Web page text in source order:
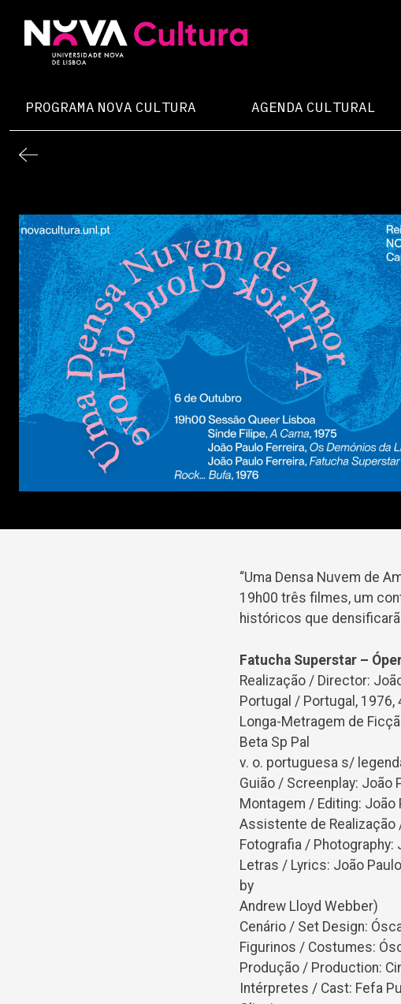
content
PROGRAMA NOVA CULTURA AGENDA CULTURAL
“Uma Densa Nuvem de
19h00 três filmes, um
históricos que
Fatucha Superstar –
Realização / Director:
Portugal / Portugal, 1976,
Longa-Metragem de
Beta Sp Pal
v. o. portuguesa s/
Guião / Screenplay: João
Montagem / Editing: João
Assistente de
Fotografia / Photography:
Letras / Lyrics: João
by
Andrew Lloyd Webber)
Cenário / Set Design:
Figurinos / Costumes:
Produção / Production:
Intérpretes / Cast: Fefa